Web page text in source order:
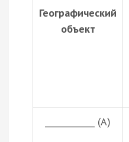
Географический
объект
____________ (А)